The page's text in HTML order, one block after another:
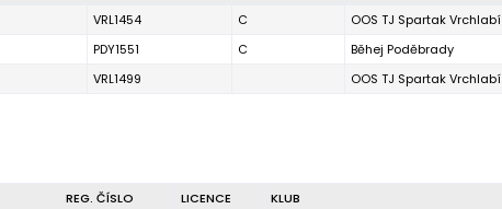
VRL1454 C OOS TJ Spartak Vrchlabí
PDY1551 C Běhej Poděbrady
VRL1499 OOS TJ Spartak Vrchlabí
REG. ČÍSLO LICENCE KLUB